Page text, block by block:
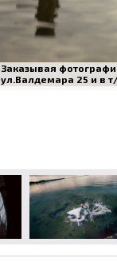
Заказывая
ул.Валдемара 25 и в